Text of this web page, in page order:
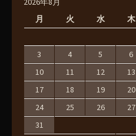
月
火 水 木
3
4 5 6
10
11 12 13
17
18 19 20
24
25 26 27
31